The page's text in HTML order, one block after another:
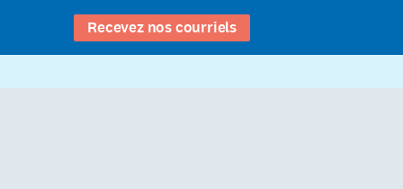
Recevez nos courriels